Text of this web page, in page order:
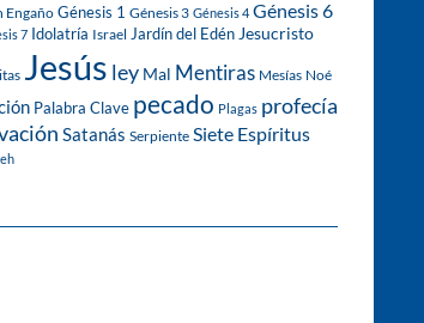
Engaño Génesis 1 Génesis 3 Génesis 4 Génesis 6
7 Idolatría Israel Jardín del Edén Jesucristo
Jesús ley Mal Mentiras Mesías Noé
Palabra Clave pecado Plagas profecía
Satanás Serpiente Siete Espíritus